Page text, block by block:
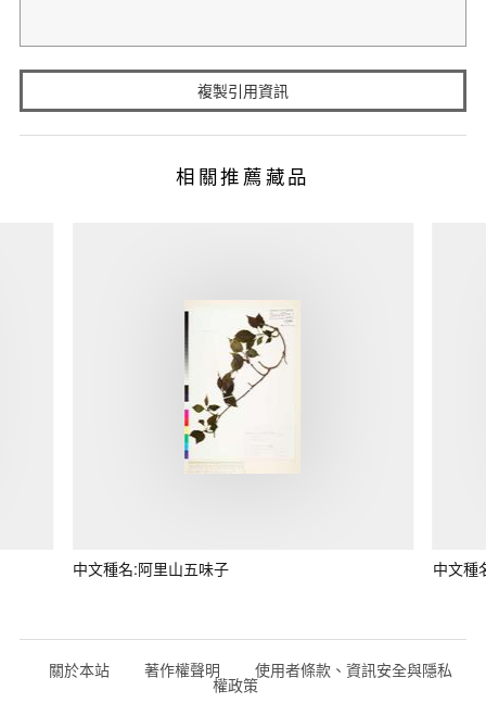
複製引用資訊
相關推薦藏品
中文種名:阿里山五味子 中文種
關於本站 著作權聲明 使用者條款、資訊安全與隱私
權政策